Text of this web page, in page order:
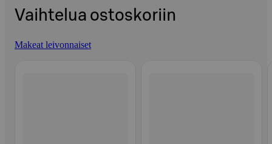
Vaihtelua ostoskoriin
Makeat leivonnaiset